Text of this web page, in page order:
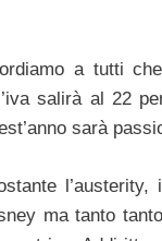
a tutti
salirà al 22
sarà
l’austerity,
ma tanto